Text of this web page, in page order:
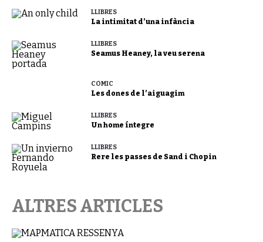
LLIBRES
La intimitat d’una infància
LLIBRES
Seamus Heaney, la veu serena
CÒMIC
Les dones de l’aiguagim
LLIBRES
Un home íntegre
LLIBRES
Rere les passes de Sand i Chopin
ALTRES ARTICLES